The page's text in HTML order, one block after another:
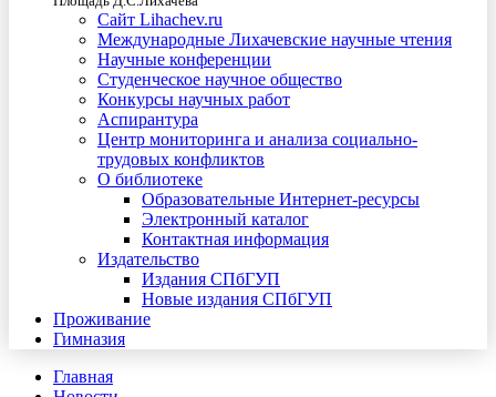
Сайт Lihachev.ru
Международные Лихачевские научные чтения
Научные конференции
Студенческое научное общество
Конкурсы научных работ
Аспирантура
Центр мониторинга и анализа социально-
трудовых конфликтов
О библиотеке
Образовательные Интернет-ресурсы
Электронный каталог
Контактная информация
Издательство
Издания СПбГУП
Новые издания СПбГУП
Проживание
Гимназия
Главная